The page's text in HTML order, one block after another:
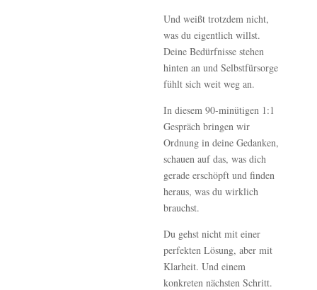
Und weißt trotzdem nicht,
was du eigentlich willst.
Deine Bedürfnisse stehen
hinten an und Selbstfürsorge
fühlt sich weit weg an.
In diesem 90-minütigen 1:1
Gespräch bringen wir
Ordnung in deine Gedanken,
schauen auf das, was dich
gerade erschöpft und finden
heraus, was du wirklich
brauchst.
Du gehst nicht mit einer
perfekten Lösung, aber mit
Klarheit. Und einem
konkreten nächsten Schritt.